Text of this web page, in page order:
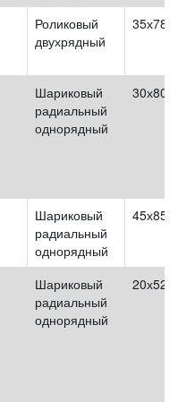
Роликовый
двухрядный
Шариковый
радиальный
однорядный
Шариковый
радиальный
однорядный
Шариковый
радиальный
однорядный